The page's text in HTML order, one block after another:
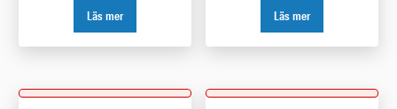
Läs mer Läs mer